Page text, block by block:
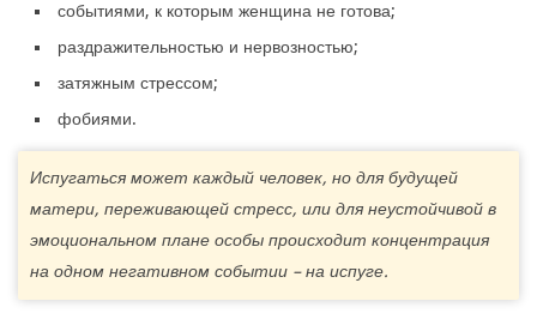
событиями, к которым женщина не готова;
раздражительностью и нервозностью;
затяжным стрессом;
фобиями.
Испугаться может каждый человек, но для будущей
матери, переживающей стресс, или для неустойчивой в
эмоциональном плане особы происходит концентрация
на одном негативном событии – на испуге.